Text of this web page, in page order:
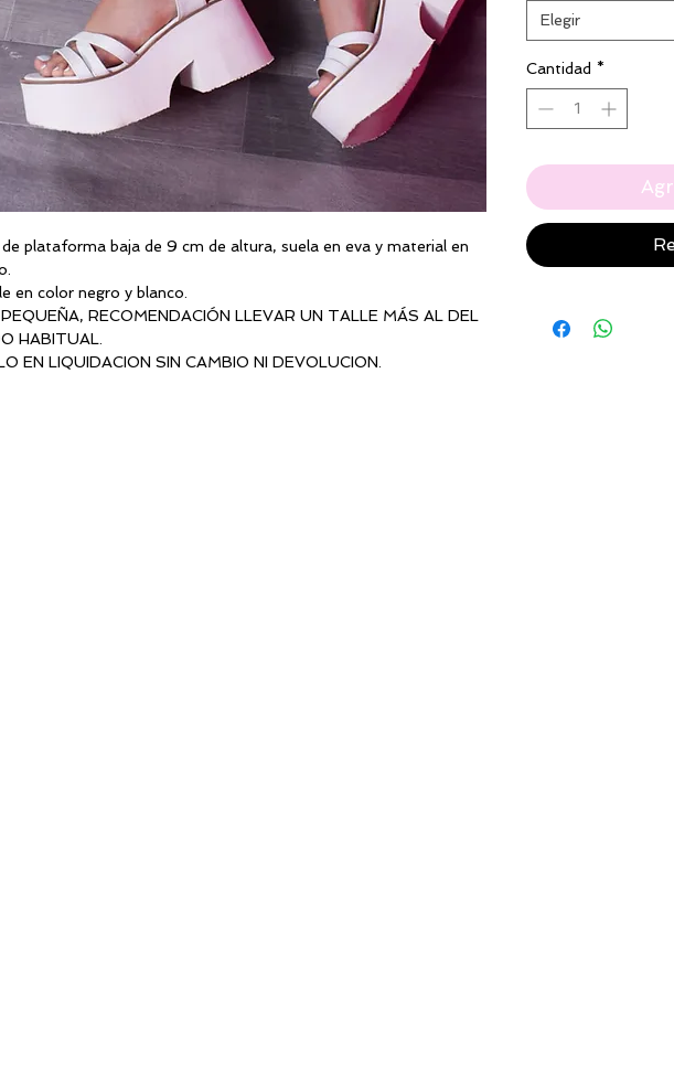
plataforma baja de 9 cm de altura, suela en eva y material en
en color negro y blanco.
RECOMENDACIÓN LLEVAR UN TALLE MÁS AL DEL
HABITUAL.
EN LIQUIDACION SIN CAMBIO NI DEVOLUCION.
Elegir
Cantidad *